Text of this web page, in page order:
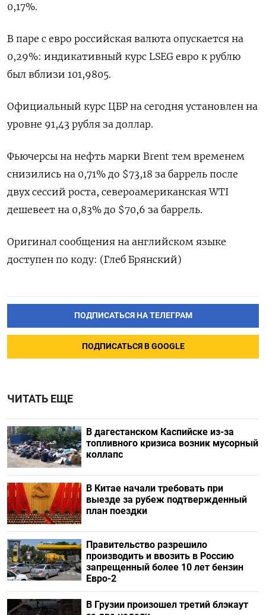
0,17%.
В паре с евро российская валюта опускается на
0,29%: индикативный курс LSEG евро к рублю
был вблизи 101,9805​​.
Официальный курс ЦБР на сегодня установлен на
уровне 91,43 рубля за доллар.
Фьючерсы на нефть марки Brent тем временем
снизились на 0,71% до $73,18 за баррель после
двух сессий роста, североамериканская WTI
дешевеет на 0,83% до $70,6 за баррель.
Оригинал сообщения на английском языке
доступен по коду: (Глеб Брянский)
ПОДПИСАТЬСЯ НА ТЕЛЕГРАМ
ПОДПИСАТЬСЯ В GOOGLE
ЧИТАТЬ ЕЩЕ
В дагестанском Каспийске из-за
топливного кризиса возник мусорный
коллапс
В Китае начали требовать при
выезде за рубеж подтвержденный
план поездки
Правительство разрешило
производить и ввозить в Россию
запрещенный более 10 лет бензин
Евро-2
В Грузии произошел третий блэкаут